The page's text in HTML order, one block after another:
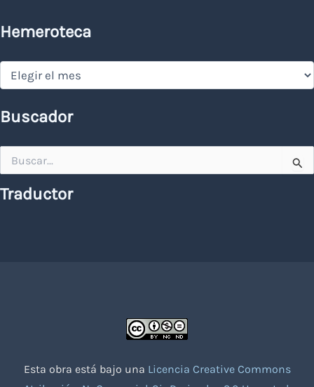
Hemeroteca
Hemeroteca
Buscador
por:
Traductor
Esta obra está bajo una Licencia Creative Commons